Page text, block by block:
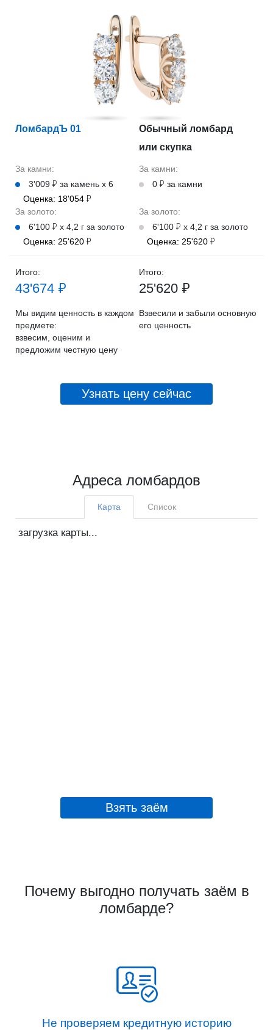
ЛомбардЪ 01
Обычный ломбард
или скупка
За камни:
3'009 ₽ за камень х 6
Оценка: 18'054 ₽
За золото:
6'100 ₽ х 4,2 г за золото
Оценка: 25'620 ₽
За камни:
0 ₽ за камни
За золото:
6'100 ₽ х 4,2 г за золото
Оценка: 25'620 ₽
Итого:
Мы видим ценность в каждом
предмете:
взвесим, оценим и
предложим честную цену
43'674 ₽
Итого:
Взвесили и забыли основную
его ценность
25'620 ₽
Узнать цену сейчас
Адреса ломбардов
Карта Список
загрузка карты...
Взять заём
Почему выгодно получать заём в
ломбарде?
Не проверяем кредитную историю